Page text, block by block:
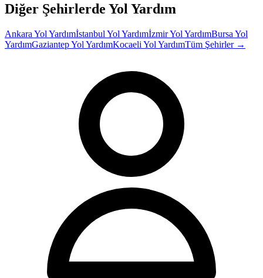
Diğer Şehirlerde Yol Yardım
Ankara Yol Yardımİstanbul Yol YardımİzmirYol YardımBursa Yol
YardımGaziantepYol YardımKocaeli Yol YardımTüm Şehirler →